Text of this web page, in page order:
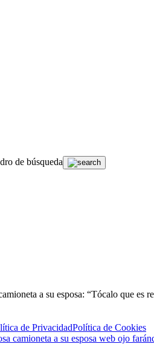
de búsqueda
a su esposa: “Tócalo que es
de PrivacidadPolítica de Cookies